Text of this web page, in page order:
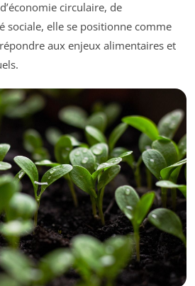
circulaire, de
sociale, elle se positionne comme
aux enjeux alimentaires et